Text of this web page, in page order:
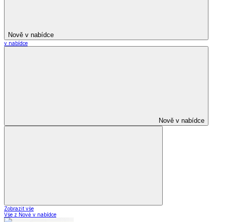
Nově v nabídce
v nabídce
Nově v nabídce
Zobrazit vše
Vše z Nově v nabídce